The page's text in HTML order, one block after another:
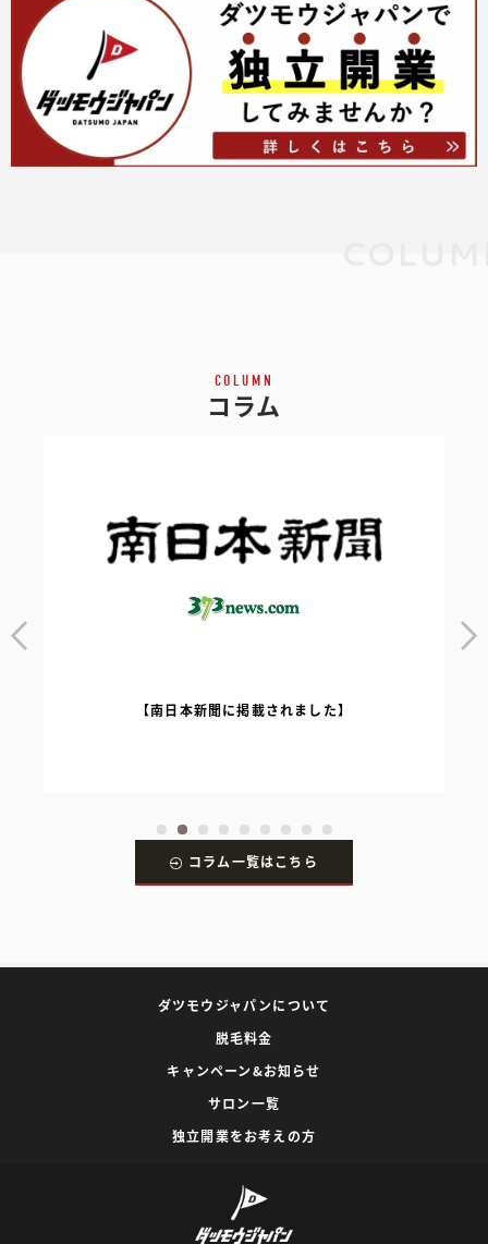
COLUMN
コラム
【南日本新聞に掲載されました】
コラム一覧はこちら
ダツモウジャパンについて
脱毛料金
キャンペーン&お知らせ
サロン一覧
独立開業をお考えの方